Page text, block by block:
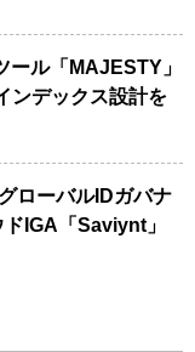
ール「MAJESTY」
ンデックス設計を
ローバルIDガバナ
IGA「Saviynt」